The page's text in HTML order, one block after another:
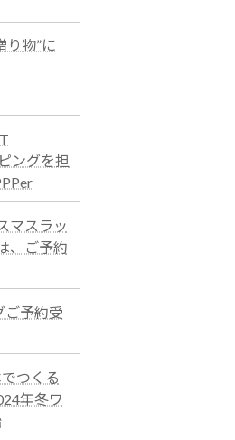
り物”に
ングを担
マスラッ
、ご予約
ご予約受
つくる
年冬ワ